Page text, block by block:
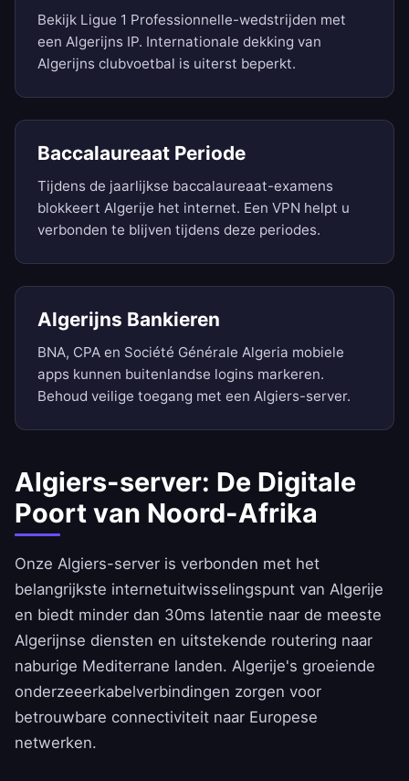
Bekijk Ligue 1 Professionnelle-wedstrijden met
een Algerijns IP. Internationale dekking van
Algerijns clubvoetbal is uiterst beperkt.
Baccalaureaat Periode
Tijdens de jaarlijkse baccalaureaat-examens
blokkeert Algerije het internet. Een VPN helpt u
verbonden te blijven tijdens deze periodes.
Algerijns Bankieren
BNA, CPA en Société Générale Algeria mobiele
apps kunnen buitenlandse logins markeren.
Behoud veilige toegang met een Algiers-server.
Algiers-server: De Digitale
Poort van Noord-Afrika
Onze Algiers-server is verbonden met het
belangrijkste internetuitwisselingspunt van Algerije
en biedt minder dan 30ms latentie naar de meeste
Algerijnse diensten en uitstekende routering naar
naburige Mediterrane landen. Algerije's groeiende
onderzeeerkabelverbindingen zorgen voor
betrouwbare connectiviteit naar Europese
netwerken.